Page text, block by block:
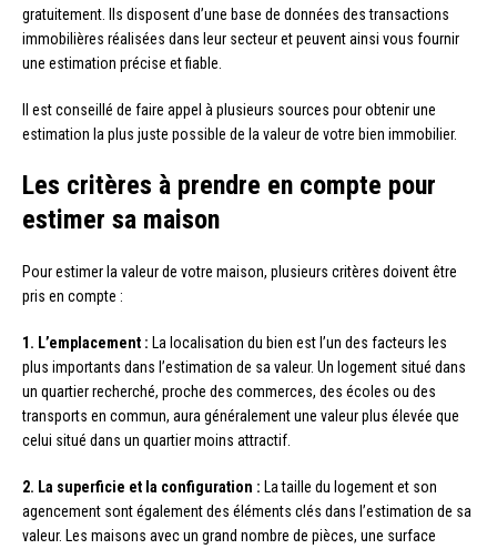
gratuitement. Ils disposent d’une base de données des transactions
immobilières réalisées dans leur secteur et peuvent ainsi vous fournir
une estimation précise et fiable.
Il est conseillé de faire appel à plusieurs sources pour obtenir une
estimation la plus juste possible de la valeur de votre bien immobilier.
Les critères à prendre en compte pour
estimer sa maison
Pour estimer la valeur de votre maison, plusieurs critères doivent être
pris en compte :
1. L’emplacement : La localisation du bien est l’un des facteurs les
plus importants dans l’estimation de sa valeur. Un logement situé dans
un quartier recherché, proche des commerces, des écoles ou des
transports en commun, aura généralement une valeur plus élevée que
celui situé dans un quartier moins attractif.
2. La superficie et la configuration : La taille du logement et son
agencement sont également des éléments clés dans l’estimation de sa
valeur. Les maisons avec un grand nombre de pièces, une surface